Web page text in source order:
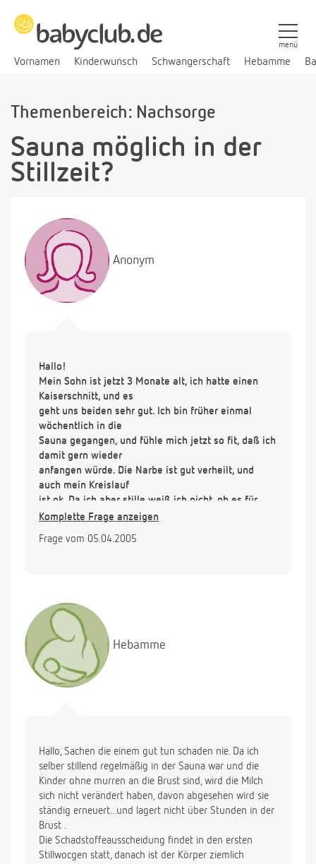
Vornamen Kinderwunsch Schwangerschaft Hebamme
menü
Themenbereich: Nachsorge
Sauna möglich in der
Stillzeit?
Anonym
Hallo!
Mein Sohn ist jetzt 3 Monate alt, ich hatte einen
Kaiserschnitt, und es
geht uns beiden sehr gut. Ich bin früher einmal
wöchentlich in die
Sauna gegangen, und fühle mich jetzt so fit, daß ich
damit gern wieder
anfangen würde. Die Narbe ist gut verheilt, und
auch mein Kreislauf
ist ok. Da ich aber stille weiß ich nicht, ob es für
meine Brüste gut ist.
legen, damit sie nicht zu
Oder schwitzt man die Gifte lediglich über die Haut
aus?
Komplette Frage anzeigen
Frage vom 05.04.2005
Hebamme
Hallo, Sachen die einem gut tun schaden nie. Da ich
selber stillend regelmäßig in der Sauna war und die
Kinder ohne murren an die Brust sind, wird die Milch
sich nicht verändert haben, davon abgesehen wird sie
ständig erneuert...und lagert nicht über Stunden in der
Brust .
Die Schadstoffeausscheidung findet in den ersten
Stillwocgen statt, danach ist der Körper ziemlich